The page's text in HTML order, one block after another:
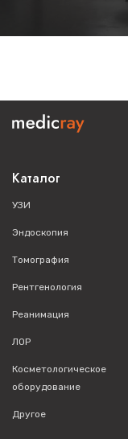
Каталог
УЗИ
Эндоскопия
Томография
Рентгенология
Реанимация
ЛОР
Косметологическое
оборудование
Другое